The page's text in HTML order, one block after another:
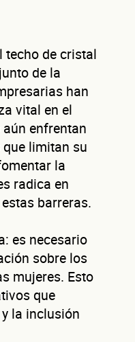
techo de cristal
de la
han
vital en el
enfrentan
limitan su
la
radica en
barreras.
es necesario
sobre los
mujeres. Esto
que
la inclusión